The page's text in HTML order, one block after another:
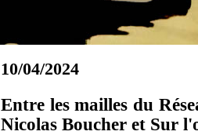
10/04/2024
Entre les mailles du
Nicolas Boucher et Sur